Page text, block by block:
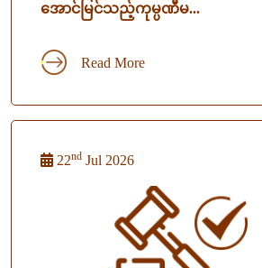
အောင်မြင်သည့်ကုမ္ပဏီမ...
Read More
22nd Jul 2026